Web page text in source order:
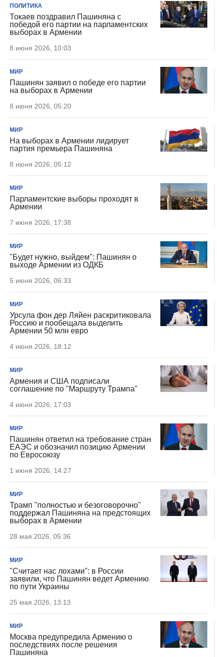
ПОЛИТИКА
Токаев поздравил Пашиняна с
победой его партии на парламентских
выборах в Армении
8 июня 2026, 10:03
МИР
Пашинян заявил о победе его партии
на выборах в Армении
8 июня 2026, 05:20
МИР
На выборах в Армении лидирует
партия премьера Пашиняна
8 июня 2026, 05:12
МИР
Парламентские выборы проходят в
Армении
7 июня 2026, 17:38
МИР
"Будет нужно, выйдем": Пашинян о
выходе Армении из ОДКБ
5 июня 2026, 06:33
МИР
Урсула фон дер Ляйен раскритиковала
Россию и пообещала выделить
Армении 50 млн евро
4 июня 2026, 18:12
МИР
Армения и США подписали
соглашение по "Маршруту Трампа"
4 июня 2026, 17:03
МИР
Пашинян ответил на требование стран
ЕАЭС и обозначил позицию Армении
по Евросоюзу
1 июня 2026, 14:27
МИР
Трамп "полностью и безоговорочно"
поддержал Пашиняна на предстоящих
выборах в Армении
28 мая 2026, 05:36
МИР
"Считает нас лохами": в России
заявили, что Пашинян ведет Армению
по пути Украины
25 мая 2026, 13:13
МИР
Москва предупредила Армению о
последствиях после решения
Пашиняна